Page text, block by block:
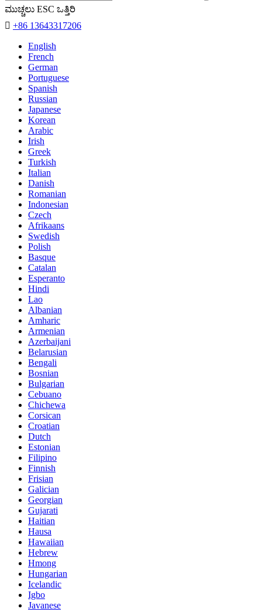
ಮುಚ್ಚಲು ESC ಒತ್ತಿರಿ
 +86 13643317206
English
French
German
Portuguese
Spanish
Russian
Japanese
Korean
Arabic
Irish
Greek
Turkish
Italian
Danish
Romanian
Indonesian
Czech
Afrikaans
Swedish
Polish
Basque
Catalan
Esperanto
Hindi
Lao
Albanian
Amharic
Armenian
Azerbaijani
Belarusian
Bengali
Bosnian
Bulgarian
Cebuano
Chichewa
Corsican
Croatian
Dutch
Estonian
Filipino
Finnish
Frisian
Galician
Georgian
Gujarati
Haitian
Hausa
Hawaiian
Hebrew
Hmong
Hungarian
Icelandic
Igbo
Javanese